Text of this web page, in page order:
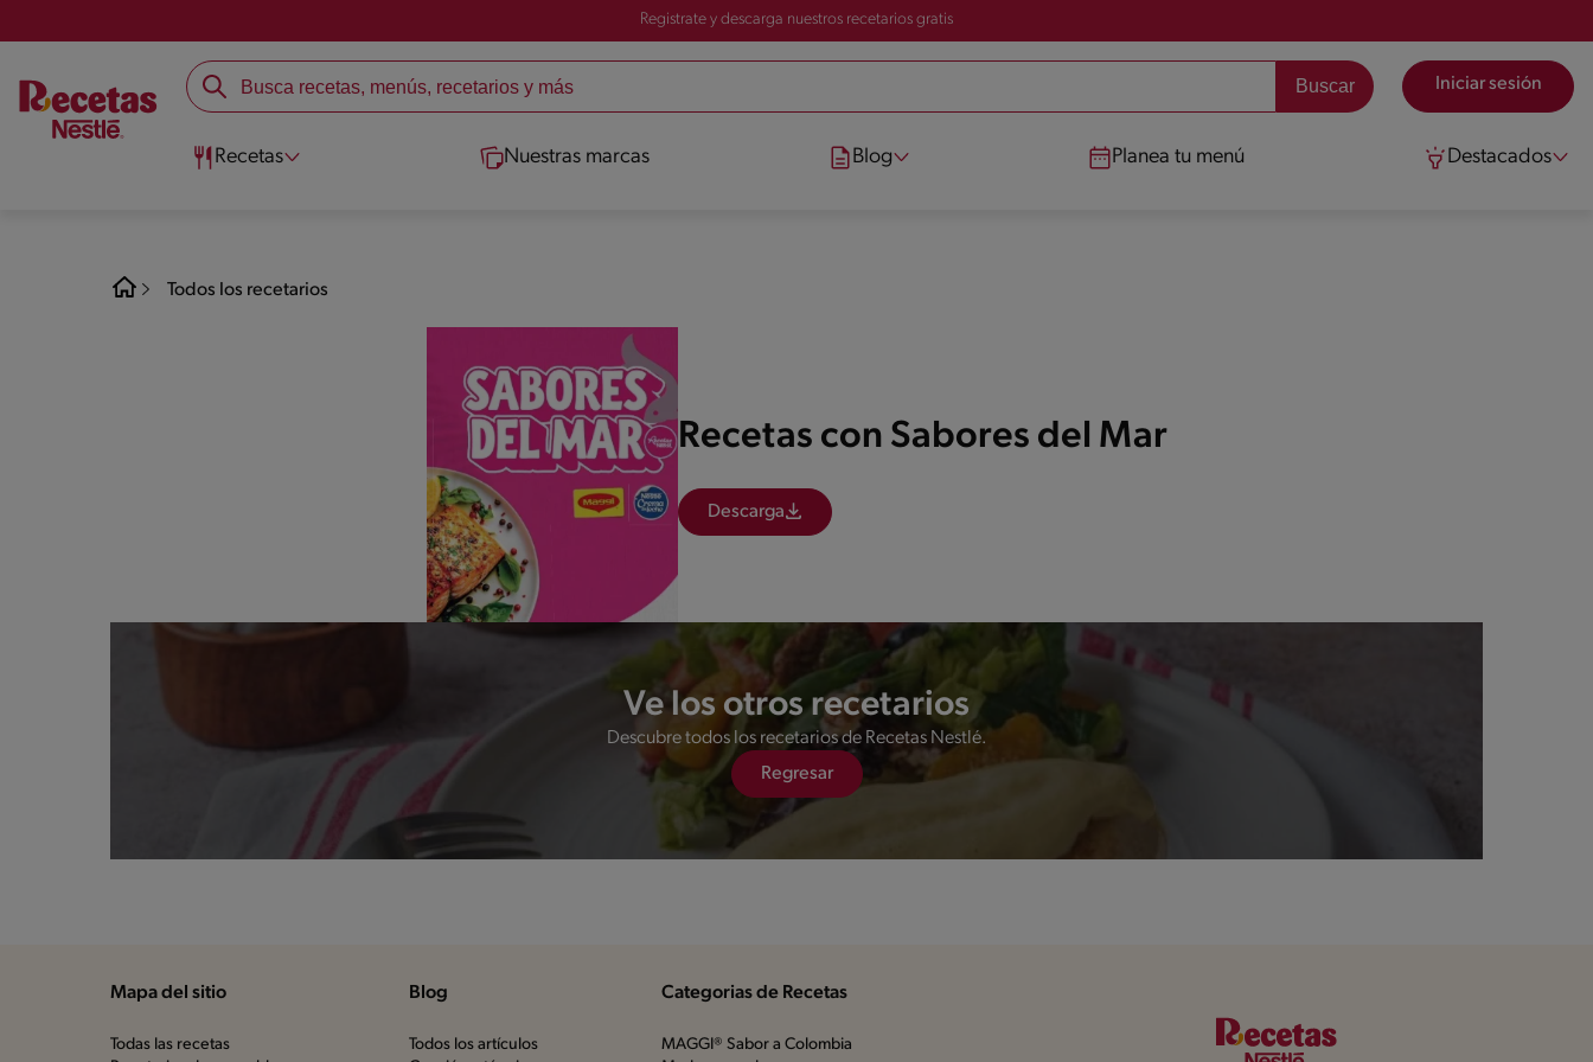
Registrate y descarga nuestros recetarios gratis
Iniciar sesión
Recetas Nuestras marcas Blog Planea tu menú Destacados
Todos los recetarios
Recetas con Sabores del Mar
Descarga
Ve los otros recetarios
Descubre todos los recetarios de Recetas Nestlé.
Regresar
Mapa del sitio
Todas las recetas
Blog
Todos los artículos
Categorias de Recetas
MAGGI® Sabor a Colombia